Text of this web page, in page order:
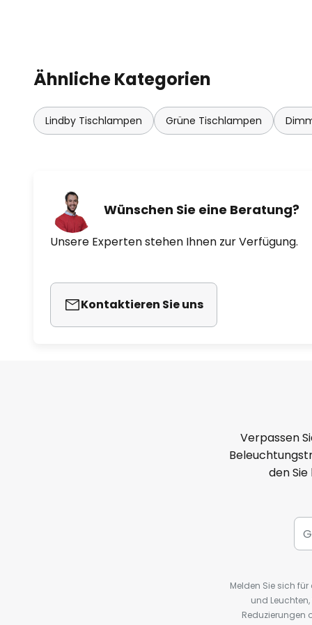
Ähnliche Kategorien
Lindby Tischlampen Grüne Tischlampen
Wünschen Sie eine Beratung?
Unsere Experten stehen Ihnen zur Verfügung.
Kontaktieren Sie uns
Verpassen
den
Melden Sie sich
und
Reduzierungen